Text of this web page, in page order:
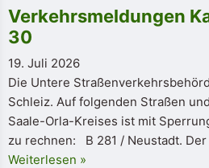
Verkehrsmeldungen
30
19. Juli 2026
Die Untere
Schleiz. Auf folgenden Straßen
Saale-Orla-Kreises ist mit
zu rechnen: B 281 / Neustadt. Der
Weiterlesen »